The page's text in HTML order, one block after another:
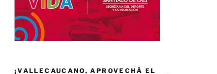
¡VALLECAUCANO, APROVECHÁ EL